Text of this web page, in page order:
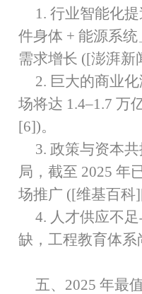
1. 行业智能化
件身体 + 能源系统
需求增长 ([澎湃新
2. 巨大的商业
场将达 1.4–1.7 万
[6])。
3. 政策与资本
局，截至 2025 年
场推广 ([维基百科
4. 人才供应不
缺，工程教育体
五、 2025 年最